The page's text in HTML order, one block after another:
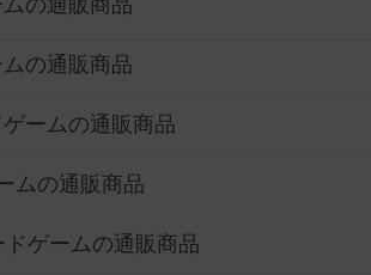
の通販商品
の通販商品
ームの通販商品
ムの通販商品
ゲームの通販商品